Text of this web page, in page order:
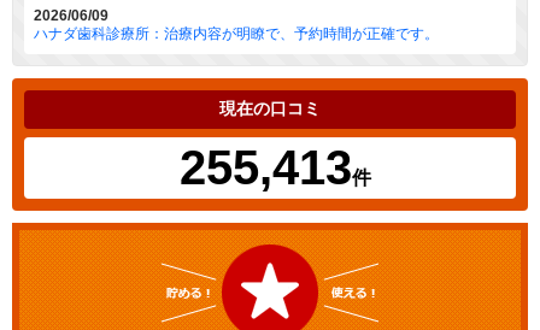
2026/06/09
ハナダ歯科診療所：治療内容が明瞭で、予約時間が正確です。
現在の口コミ
255,413件